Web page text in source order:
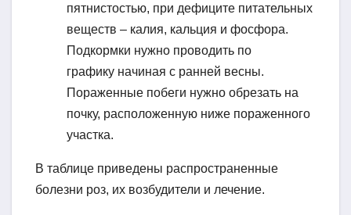
пятнистостью, при дефиците питательных
веществ – калия, кальция и фосфора.
Подкормки нужно проводить по
графику начиная с ранней весны.
Пораженные побеги нужно обрезать на
почку, расположенную ниже пораженного
участка.
В таблице приведены распространенные
болезни роз, их возбудители и лечение.